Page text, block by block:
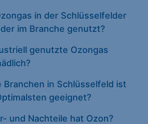
in der Schlüsselfelder
im Branche genutzt?
genutzte Ozongas
Branchen in Schlüsselfeld ist
geeignet?
und Nachteile hat Ozon?